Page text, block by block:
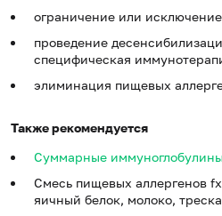
ограничение или
проведение
специфическая
элиминация пищевых
Также рекомендуется
Суммарные
Смесь пищевых аллергенов
яичный белок, молоко,